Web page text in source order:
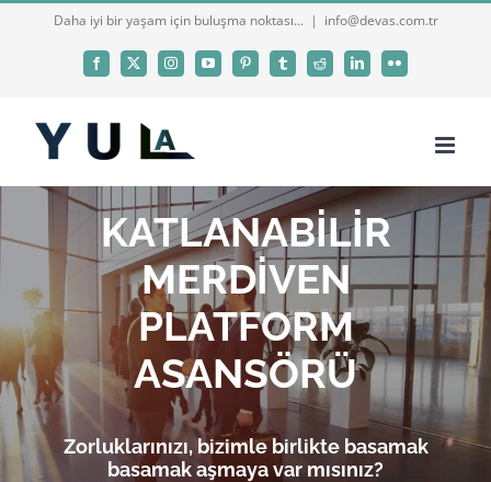
Daha iyi bir yaşam için buluşma noktası... | info@devas.com.tr
Facebook
X InstagramYouTubePinterestTumblrReddit LinkedInFlickr
KATLANABİLİR
MERDİVEN
PLATFORM
ASANSÖRÜ
Zorluklarınızı, bizimle birlikte basamak
basamak aşmaya var mısınız?